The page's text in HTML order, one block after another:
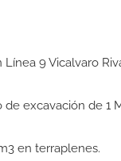
9 Vicalvaro
excavación de 1
en terraplenes.